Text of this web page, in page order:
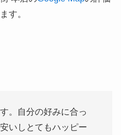
す。
。自分の好みに合っ
いしとてもハッピー